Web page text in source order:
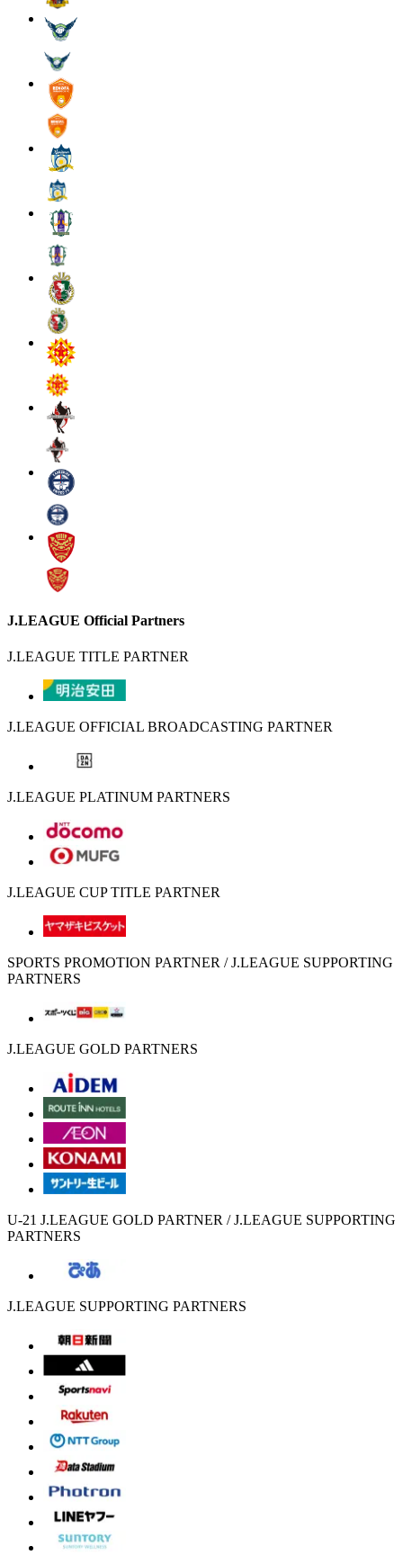
J.LEAGUE Official Partners
J.LEAGUE TITLE PARTNER
J.LEAGUE OFFICIAL BROADCASTING PARTNER
J.LEAGUE PLATINUM PARTNERS
J.LEAGUE CUP TITLE PARTNER
SPORTS PROMOTION PARTNER / J.LEAGUE SUPPORTING
PARTNERS
J.LEAGUE GOLD PARTNERS
U-21 J.LEAGUE GOLD PARTNER / J.LEAGUE SUPPORTING
PARTNERS
J.LEAGUE SUPPORTING PARTNERS